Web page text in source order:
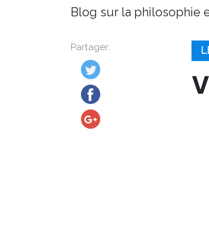
Blog sur la philosophie
Partager: